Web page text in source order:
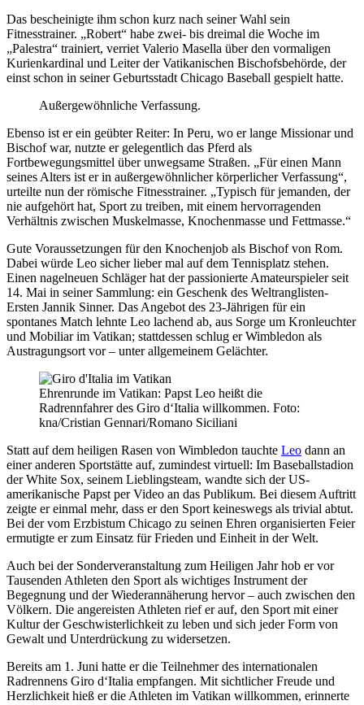
Das bescheinigte ihm schon kurz nach seiner Wahl sein
Fitnesstrainer. „Robert“ habe zwei- bis dreimal die Woche im
„Palestra“ trainiert, verriet Valerio Masella über den vormaligen
Kurienkardinal und Leiter der Vatikanischen Bischofsbehörde, der
einst schon in seiner Geburtsstadt Chicago Baseball gespielt hatte.
Außergewöhnliche Verfassung.
Ebenso ist er ein geübter Reiter: In Peru, wo er lange Missionar und
Bischof war, nutzte er gelegentlich das Pferd als
Fortbewegungsmittel über unwegsame Straßen. „Für einen Mann
seines Alters ist er in außergewöhnlicher körperlicher Verfassung“,
urteilte nun der römische Fitnesstrainer. „Typisch für jemanden, der
nie aufgehört hat, Sport zu treiben, mit einem hervorragenden
Verhältnis zwischen Muskelmasse, Knochenmasse und Fettmasse.“
Gute Voraussetzungen für den Knochenjob als Bischof von Rom.
Dabei würde Leo sicher lieber mal auf dem Tennisplatz stehen.
Einen nagelneuen Schläger hat der passionierte Amateurspieler seit
14. Mai in seiner Sammlung: ein Geschenk des Weltranglisten-
Ersten Jannik Sinner. Das Angebot des 23-Jährigen für ein
spontanes Match lehnte Leo lachend ab, aus Sorge um Kronleuchter
und Mobiliar im Vatikan; stattdessen schlug er Wimbledon als
Austragungsort vor – unter allgemeinem Gelächter.
Ehrenrunde im Vatikan: Papst Leo heißt die
Radrennfahrer des Giro d‘Italia willkommen. Foto:
kna/Cristian Gennari/Romano Siciliani
Statt auf dem heiligen Rasen von Wimbledon tauchte Leo dann an
einer anderen Sportstätte auf, zumindest virtuell: Im Baseballstadion
der White Sox, seinem Lieblingsteam, wandte sich der US-
amerikanische Papst per Video an das Publikum. Bei diesem Auftritt
zeigte er einmal mehr, dass er den Sport keineswegs als trivial abtut.
Bei der vom Erzbistum Chicago zu seinen Ehren organisierten Feier
ermutigte er zum Einsatz für Frieden und Einheit in der Welt.
Auch bei der Sonderveranstaltung zum Heiligen Jahr hob er vor
Tausenden Athleten den Sport als wichtiges Instrument der
Begegnung und der Wiederannäherung hervor – auch zwischen den
Völkern. Die angereisten Athleten rief er auf, den Sport mit einer
Kultur der Geschwisterlichkeit zu leben und sich jeder Form von
Gewalt und Unterdrückung zu widersetzen.
Bereits am 1. Juni hatte er die Teilnehmer des internationalen
Radrennens Giro d‘Italia empfangen. Mit sichtlicher Freude und
Herzlichkeit hieß er die Athleten im Vatikan willkommen, erinnerte